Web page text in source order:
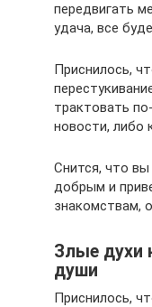
передвигать
удача, все
Приснилось,
трактовать
новости, либо
Снится, что
добрым и
знакомствам,
Злые духи
души
Приснилось,